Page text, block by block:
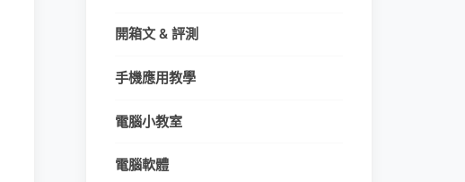
開箱文 & 評測
手機應用教學
電腦小教室
電腦軟體